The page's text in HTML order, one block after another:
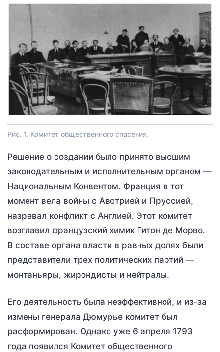
Рис. 1. Комитет общественного спасения.
Решение о создании было принято высшим
законодательным и исполнительным органом —
Национальным Конвентом. Франция в тот
момент вела войны с Австрией и Пруссией,
назревал конфликт с Англией. Этот комитет
возглавил французский химик Гитон де Морво.
В составе органа власти в равных долях были
представители трех политических партий —
монтаньяры, жирондисты и нейтралы.
Его деятельность была неэффективной, и из-за
измены генерала Дюмурье комитет был
расформирован. Однако уже 6 апреля 1793
года появился Комитет общественного